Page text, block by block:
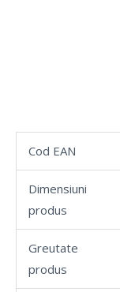
Cod EAN
Dimensiuni
produs
Greutate
produs